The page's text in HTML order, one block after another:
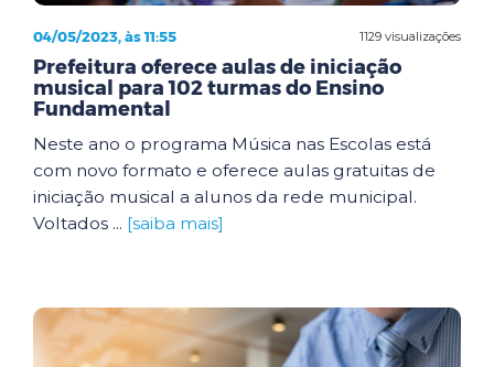
1129 visualizações
04/05/2023, às 11:55
Prefeitura oferece aulas de iniciação
musical para 102 turmas do Ensino
Fundamental
Neste ano o programa Música nas Escolas está
com novo formato e oferece aulas gratuitas de
iniciação musical a alunos da rede municipal.
Voltados ... [saiba mais]